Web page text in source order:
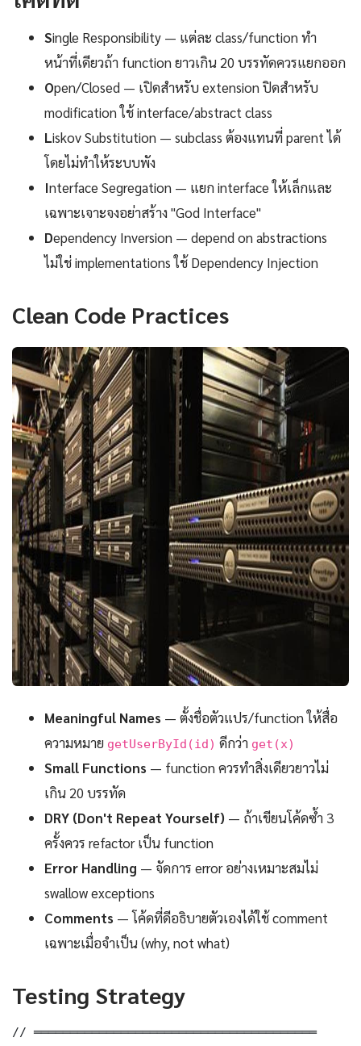
Single Responsibility — แต่ละ class/function ทำ
หน้าที่เดียวถ้า function ยาวเกิน 20 บรรทัดควรแยกออก
Open/Closed — เปิดสำหรับ extension ปิดสำหรับ
modification ใช้ interface/abstract class
Liskov Substitution — subclass ต้องแทนที่ parent ได้
โดยไม่ทำให้ระบบพัง
Interface Segregation — แยก interface ให้เล็กและ
เฉพาะเจาะจงอย่าสร้าง "God Interface"
Dependency Inversion — depend on abstractions
ไม่ใช่ implementations ใช้ Dependency Injection
Clean Code Practices
Meaningful Names — ตั้งชื่อตัวแปร/function ให้สื่อ
ความหมาย getUserById(id) ดีกว่า get(x)
Small Functions — function ควรทำสิ่งเดียวยาวไม่
เกิน 20 บรรทัด
DRY (Don't Repeat Yourself) — ถ้าเขียนโค้ดซ้ำ 3
ครั้งควร refactor เป็น function
Error Handling — จัดการ error อย่างเหมาะสมไม่
swallow exceptions
Comments — โค้ดที่ดีอธิบายตัวเองได้ใช้ comment
เฉพาะเมื่อจำเป็น (why, not what)
Testing Strategy
// ═══════════════════════════════════════